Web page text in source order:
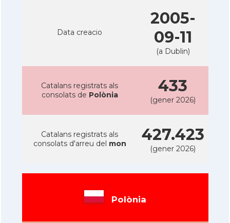
Data creacio
2005-
09-11
(a Dublin)
Catalans registrats als
consolats de Polònia 433
(gener 2026)
Catalans registrats als
consolats d'arreu del mon 427.423
(gener 2026)
Polònia